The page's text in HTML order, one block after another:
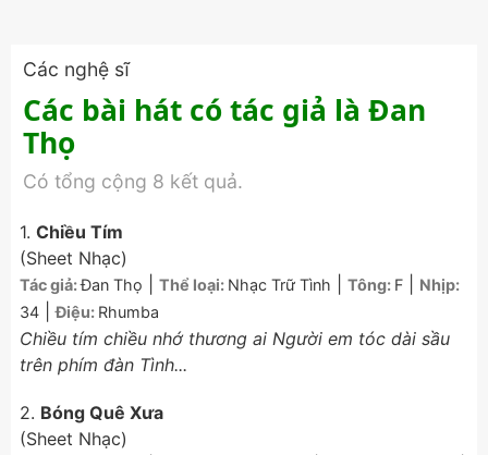
Các nghệ sĩ
Các bài hát có tác giả là Đan
Thọ
Có tổng cộng 8 kết quả.
1. Chiều Tím
(Sheet Nhạc)
Tác giả:Đan Thọ Thể loại: Nhạc Trữ Tình Tông: F
Nhịp:
34 |Điệu: Rhumba
Chiều tím chiều nhớ thương ai Người em tóc dài sầu
trên phím đàn Tình...
2. Bóng Quê Xưa
(Sheet Nhạc)